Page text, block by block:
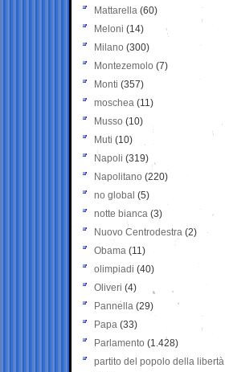
Mattarella (60)
Meloni (14)
Milano (300)
Montezemolo (7)
Monti (357)
moschea (11)
Musso (10)
Muti (10)
Napoli (319)
Napolitano (220)
no global (5)
notte bianca (3)
Nuovo Centrodestra (2)
Obama (11)
olimpiadi (40)
Oliveri (4)
Pannella (29)
Papa (33)
Parlamento (1.428)
partito del popolo della libertà